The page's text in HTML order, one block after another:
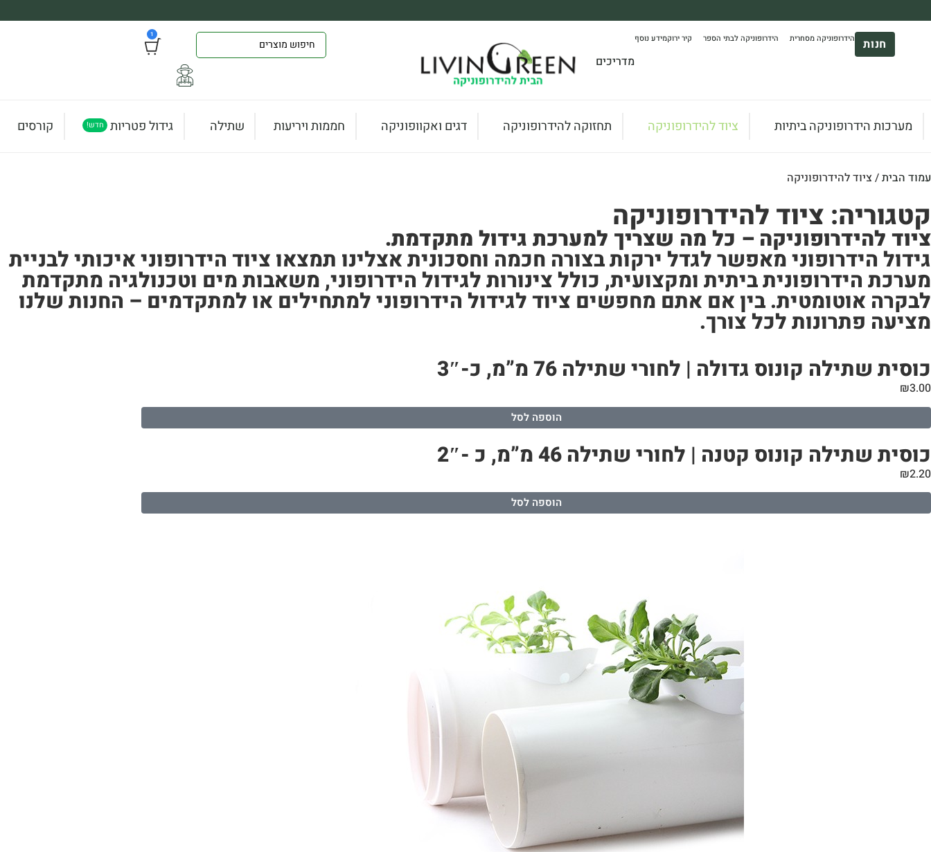
*בהתאם להגבלת גודל ומשקל
חנות הידרופוניקה מסחרית הידרופוניקה לבתי הספר קיר ירוקמידע נוסף
מדריכים
1
מערכות הידרופוניקה ביתיות ציוד להידרופוניקה תחזוקה להידרופוניקה דגים ואקוופוניקה חממות ויריעות שתילה גידול פטריות חדש! קורסים
עמוד הבית/ ציוד להידרופוניקה
קטגוריה: ציוד להידרופוניקה
ציוד להידרופוניקה – כל מה שצריך למערכת גידול מתקדמת.
גידול הידרופוני מאפשר לגדל ירקות בצורה חכמה וחסכונית אצלינו תמצאו ציוד הידרופוני איכותי לבניית
מערכת הידרופונית ביתית ומקצועית, כולל צינורות לגידול הידרופוני, משאבות מים וטכנולגיה מתקדמת
לבקרה אוטומטית. בין אם אתם מחפשים ציוד לגידול הידרופוני למתחילים או למתקדמים – החנות שלנו
מציעה פתרונות לכל צורך.
כוסית שתילה קונוס גדולה | לחורי שתילה 76 מ”מ, כ-3″
₪3.00
הוספה לסל
כוסית שתילה קונוס קטנה | לחורי שתילה 46 מ”מ, כ -2″
₪2.20
הוספה לסל